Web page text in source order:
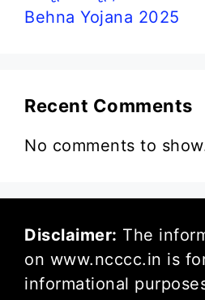
Behna Yojana 2025
Recent Comments
No comments to
Disclaimer: The
on www.ncccc.in is
informational